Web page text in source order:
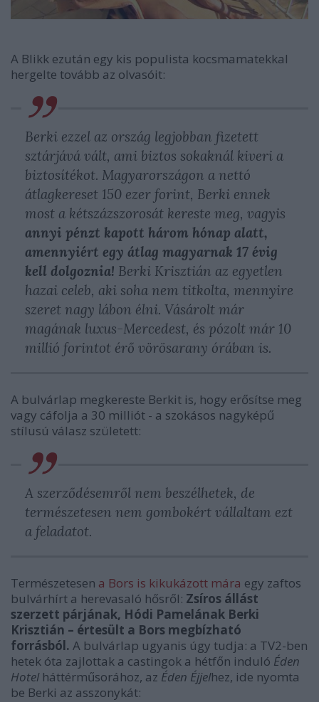
A Blikk ezután egy kis populista kocsmamatekkal
hergelte tovább az olvasóit:
Berki ezzel az ország legjobban fizetett
sztárjává vált, ami biztos sokaknál kiveri a
biztosítékot. Magyarországon a nettó
átlagkereset 150 ezer forint, Berki ennek
most a kétszázszorosát kereste meg, vagyis
annyi pénzt kapott három hónap alatt,
amennyiért egy átlag magyarnak 17 évig
kell dolgoznia! Berki Krisztián az egyetlen
hazai celeb, aki soha nem titkolta, mennyire
szeret nagy lábon élni. Vásárolt már
magának luxus-Mercedest, és pózolt már 10
millió forintot érő vörösarany órában is.
A bulvárlap megkereste Berkit is, hogy erősítse meg
vagy cáfolja a 30 milliót - a szokásos nagyképű
stílusú válasz született:
A szerződésemről nem beszélhetek, de
természetesen nem gombokért vállaltam ezt
a feladatot.
Természetesen a Bors is kikukázott mára egy zaftos
bulvárhírt a herevasaló hősről: Zsíros állást
szerzett párjának, Hódi Pamelának Berki
Krisztián – értesült a Bors megbízható
forrásból. A bulvárlap ugyanis úgy tudja: a TV2-ben
hetek óta zajlottak a castingok a hétfőn induló Éden
Hotelháttérműsorához, az Éden Éjjelhez, ide nyomta
be Berki az asszonykát: